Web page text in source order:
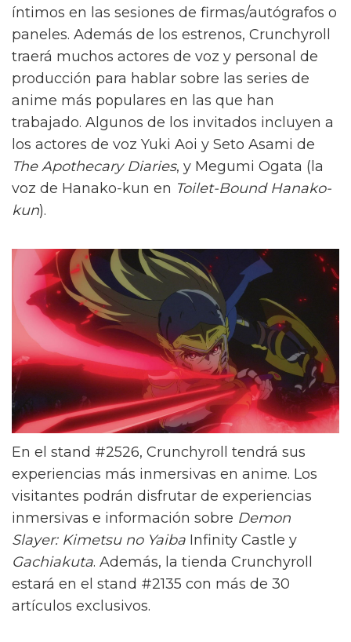
íntimos en las sesiones de firmas/autógrafos o
paneles. Además de los estrenos, Crunchyroll
traerá muchos actores de voz y personal de
producción para hablar sobre las series de
anime más populares en las que han
trabajado. Algunos de los invitados incluyen a
los actores de voz Yuki Aoi y Seto Asami de
The Apothecary Diaries, y Megumi Ogata (la
voz de Hanako-kun en Toilet-Bound Hanako-
kun).
En el stand #2526, Crunchyroll tendrá sus
experiencias más inmersivas en anime. Los
visitantes podrán disfrutar de experiencias
inmersivas e información sobre Demon
Slayer: Kimetsu no Yaiba Infinity Castle y
Gachiakuta. Además, la tienda Crunchyroll
estará en el stand #2135 con más de 30
artículos exclusivos.